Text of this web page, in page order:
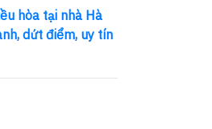
hòa tại nhà Hà
dứt điểm, uy tín